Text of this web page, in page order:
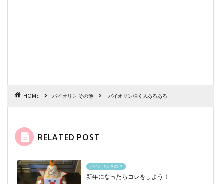
HOME バイオリン その他 バイオリン弾く人あるある
RELATED POST
バイオリン その他
新年になったらコレをしよう！